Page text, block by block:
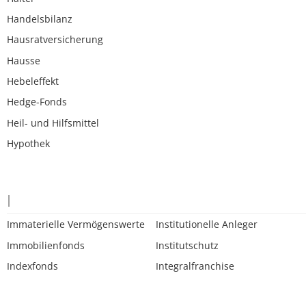
Handelsbilanz
Hausratversicherung
Hausse
Hebeleffekt
Hedge-Fonds
Heil- und Hilfsmittel
Hypothek
I
Immaterielle Vermögenswerte
Immobilienfonds
Indexfonds
Institutionelle Anleger
Institutschutz
Integralfranchise